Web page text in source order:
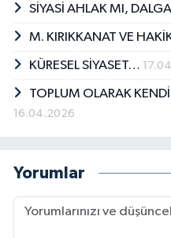
SİYASİ AHLAK MI,
M. KIRIKKANAT VE
KÜRESEL SİYASET…
TOPLUM OLARAK
16.04.2026
Yorumlar